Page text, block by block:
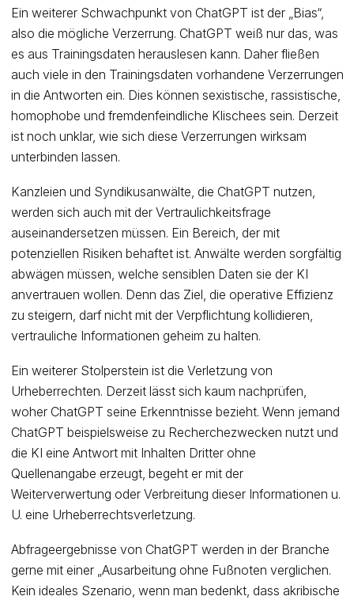
Ein weiterer Schwachpunkt von ChatGPT ist der „Bias“,
also die mögliche Verzerrung. ChatGPT weiß nur das, was
es aus Trainingsdaten herauslesen kann. Daher fließen
auch viele in den Trainingsdaten vorhandene Verzerrungen
in die Antworten ein. Dies können sexistische, rassistische,
homophobe und fremdenfeindliche Klischees sein. Derzeit
ist noch unklar, wie sich diese Verzerrungen wirksam
unterbinden lassen.
Kanzleien und Syndikusanwälte, die ChatGPT nutzen,
werden sich auch mit der Vertraulichkeitsfrage
auseinandersetzen müssen. Ein Bereich, der mit
potenziellen Risiken behaftet ist. Anwälte werden sorgfältig
abwägen müssen, welche sensiblen Daten sie der KI
anvertrauen wollen. Denn das Ziel, die operative Effizienz
zu steigern, darf nicht mit der Verpflichtung kollidieren,
vertrauliche Informationen geheim zu halten.
Ein weiterer Stolperstein ist die Verletzung von
Urheberrechten. Derzeit lässt sich kaum nachprüfen,
woher ChatGPT seine Erkenntnisse bezieht. Wenn jemand
ChatGPT beispielsweise zu Recherchezwecken nutzt und
die KI eine Antwort mit Inhalten Dritter ohne
Quellenangabe erzeugt, begeht er mit der
Weiterverwertung oder Verbreitung dieser Informationen u.
U. eine Urheberrechtsverletzung.
Abfrageergebnisse von ChatGPT werden in der Branche
gerne mit einer „Ausarbeitung ohne Fußnoten verglichen.
Kein ideales Szenario, wenn man bedenkt, dass akribische